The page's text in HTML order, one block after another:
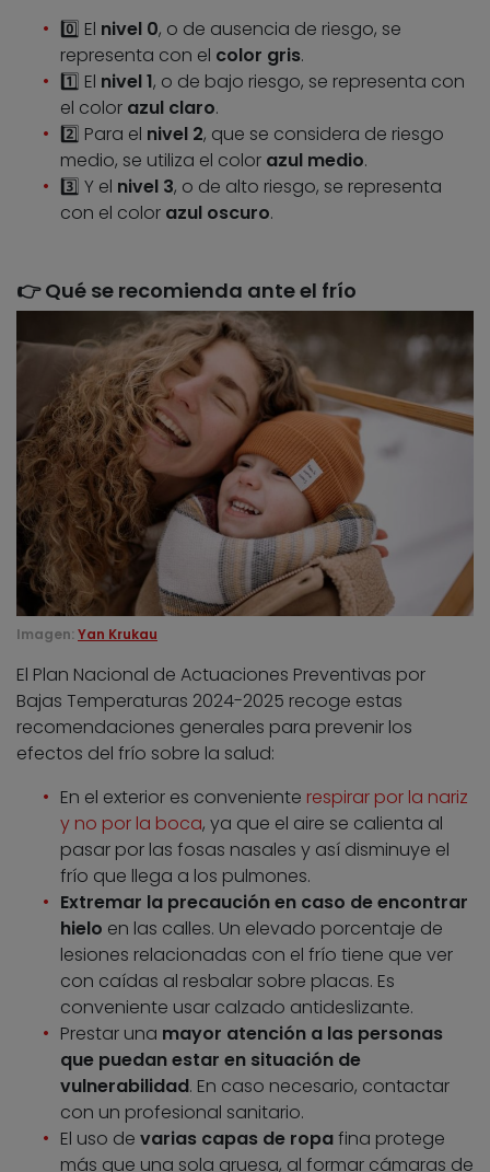
0️⃣ El nivel 0, o de ausencia de riesgo, se
representa con el color gris.
1️⃣ El nivel 1, o de bajo riesgo, se representa con
el color azul claro.
2️⃣ Para el nivel 2, que se considera de riesgo
medio, se utiliza el color azul medio.
3️⃣ Y el nivel 3, o de alto riesgo, se representa
con el color azul oscuro.
👉 Qué se recomienda ante el frío
Imagen: Yan Krukau
El Plan Nacional de Actuaciones Preventivas por
Bajas Temperaturas 2024-2025 recoge estas
recomendaciones generales para prevenir los
efectos del frío sobre la salud:
En el exterior es conveniente respirar por la nariz
y no por la boca, ya que el aire se calienta al
pasar por las fosas nasales y así disminuye el
frío que llega a los pulmones.
Extremar la precaución en caso de encontrar
hielo en las calles. Un elevado porcentaje de
lesiones relacionadas con el frío tiene que ver
con caídas al resbalar sobre placas. Es
conveniente usar calzado antideslizante.
Prestar una mayor atención a las personas
que puedan estar en situación de
vulnerabilidad. En caso necesario, contactar
con un profesional sanitario.
El uso de varias capas de ropafina protege
más que una sola gruesa, al formar cámaras de